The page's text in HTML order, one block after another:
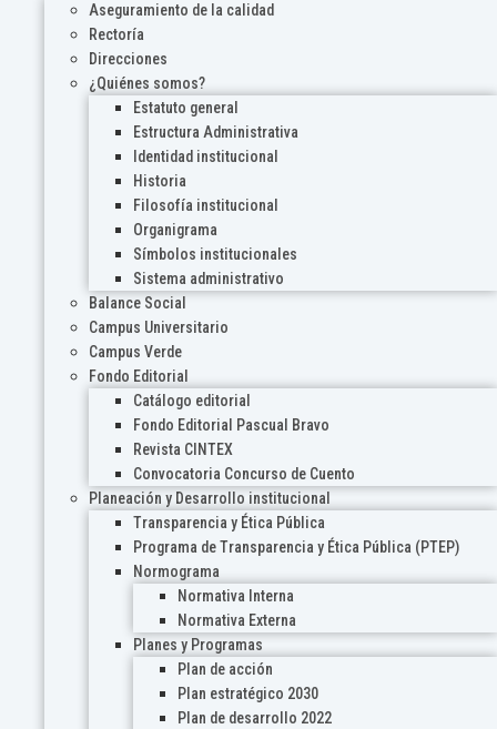
Aseguramiento de la calidad
Rectoría
Direcciones
¿Quiénes somos?
Estatuto general
Estructura Administrativa
Identidad institucional
Historia
Filosofía institucional
Organigrama
Símbolos institucionales
Sistema administrativo
Balance Social
Campus Universitario
Campus Verde
Fondo Editorial
Catálogo editorial
Fondo Editorial Pascual Bravo
Revista CINTEX
Convocatoria Concurso de Cuento
Planeación y Desarrollo institucional
Transparencia y Ética Pública
Programa de Transparencia y Ética Pública (PTEP)
Normograma
Normativa Interna
Normativa Externa
Planes y Programas
Plan de acción
Plan estratégico 2030
Plan de desarrollo 2022